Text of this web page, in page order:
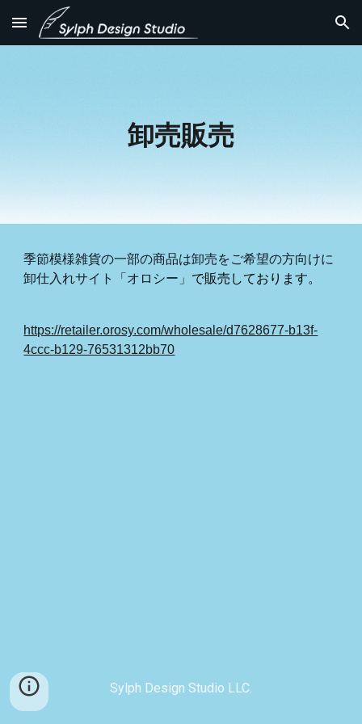
Skip to main content Skip to navigation
卸売販売
季節模様雑貨の一部の商品は卸売をご希望の方向けに
卸仕入れサイト「オロシー」 で販売しております。
https://retailer.orosy.com/wholesale/d7628677-b13f-
4ccc-b129-76531312bb70
Sylph Design Studio LLC.